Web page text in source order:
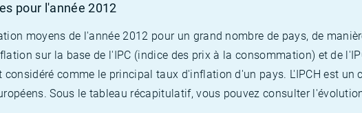
pour l'année 2012
moyens de l'année 2012 pour un grand nombre de pays, de
sur la base de l'IPC (indice des prix à la consommation) et de
comme le principal taux d'inflation d'un pays. L'IPCH est un
Sous le tableau récapitulatif, vous pouvez consulter